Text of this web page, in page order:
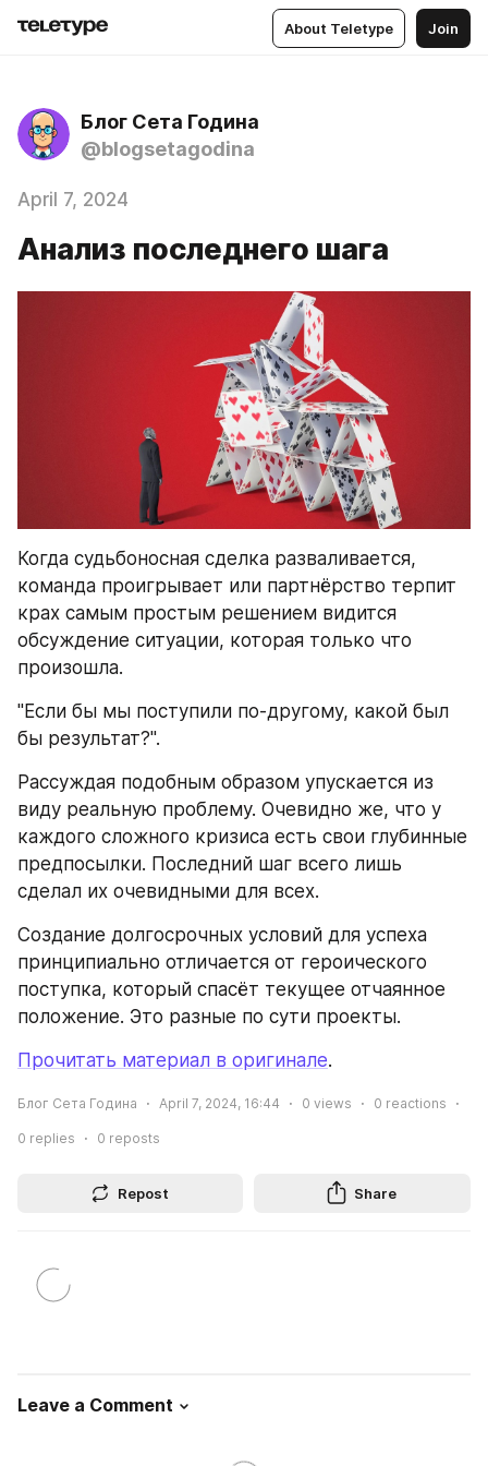
About Teletype Join
Блог Сета Година
@blogsetagodina
April 7, 2024
Анализ последнего шага
Когда судьбоносная сделка разваливается,
команда проигрывает или партнёрство терпит
крах самым простым решением видится
обсуждение ситуации, которая только что
произошла.
"Если бы мы поступили по-другому, какой был
бы результат?".
Рассуждая подобным образом упускается из
виду реальную проблему. Очевидно же, что у
каждого сложного кризиса есть свои глубинные
предпосылки. Последний шаг всего лишь
сделал их очевидными для всех.
Создание долгосрочных условий для успеха
принципиально отличается от героического
поступка, который спасёт текущее отчаянное
положение. Это разные по сути проекты.
Прочитать материал в оригинале.
Блог Сета Година April 7, 2024, 16:44 0 views 0 reactions
0 replies 0 reposts
Repost Share
Leave a Comment